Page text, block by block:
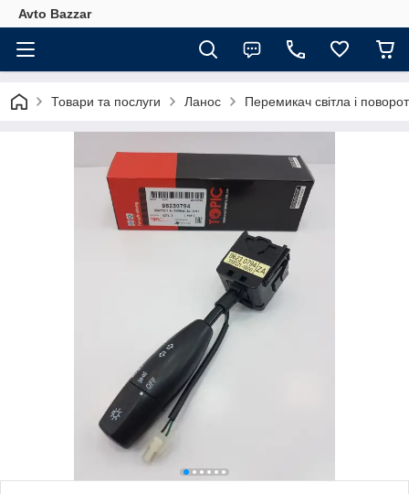
Avto Bazzar
Товари та послуги Ланос Перемикач світла і